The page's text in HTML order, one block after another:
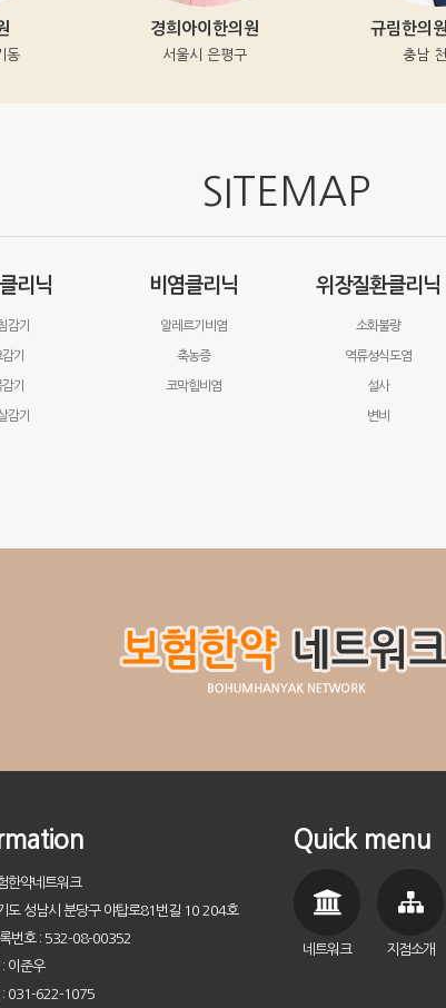
경희아이한의원
서울시 은평구
규림한의원(천
충남 천안시
SITEMAP
리닉
감기
기
기
감기
비염클리닉
알레르기비염
축농증
코막힘비염
위장질환클리닉
소화불량
역류성식도염
설사
변비
한약네트워크
도 성남시 분당구 야탑로81번길 10 204호
번호 : 532-08-00352
이준우
: 031-622-1075
Quick menu
네트워크 지점소개